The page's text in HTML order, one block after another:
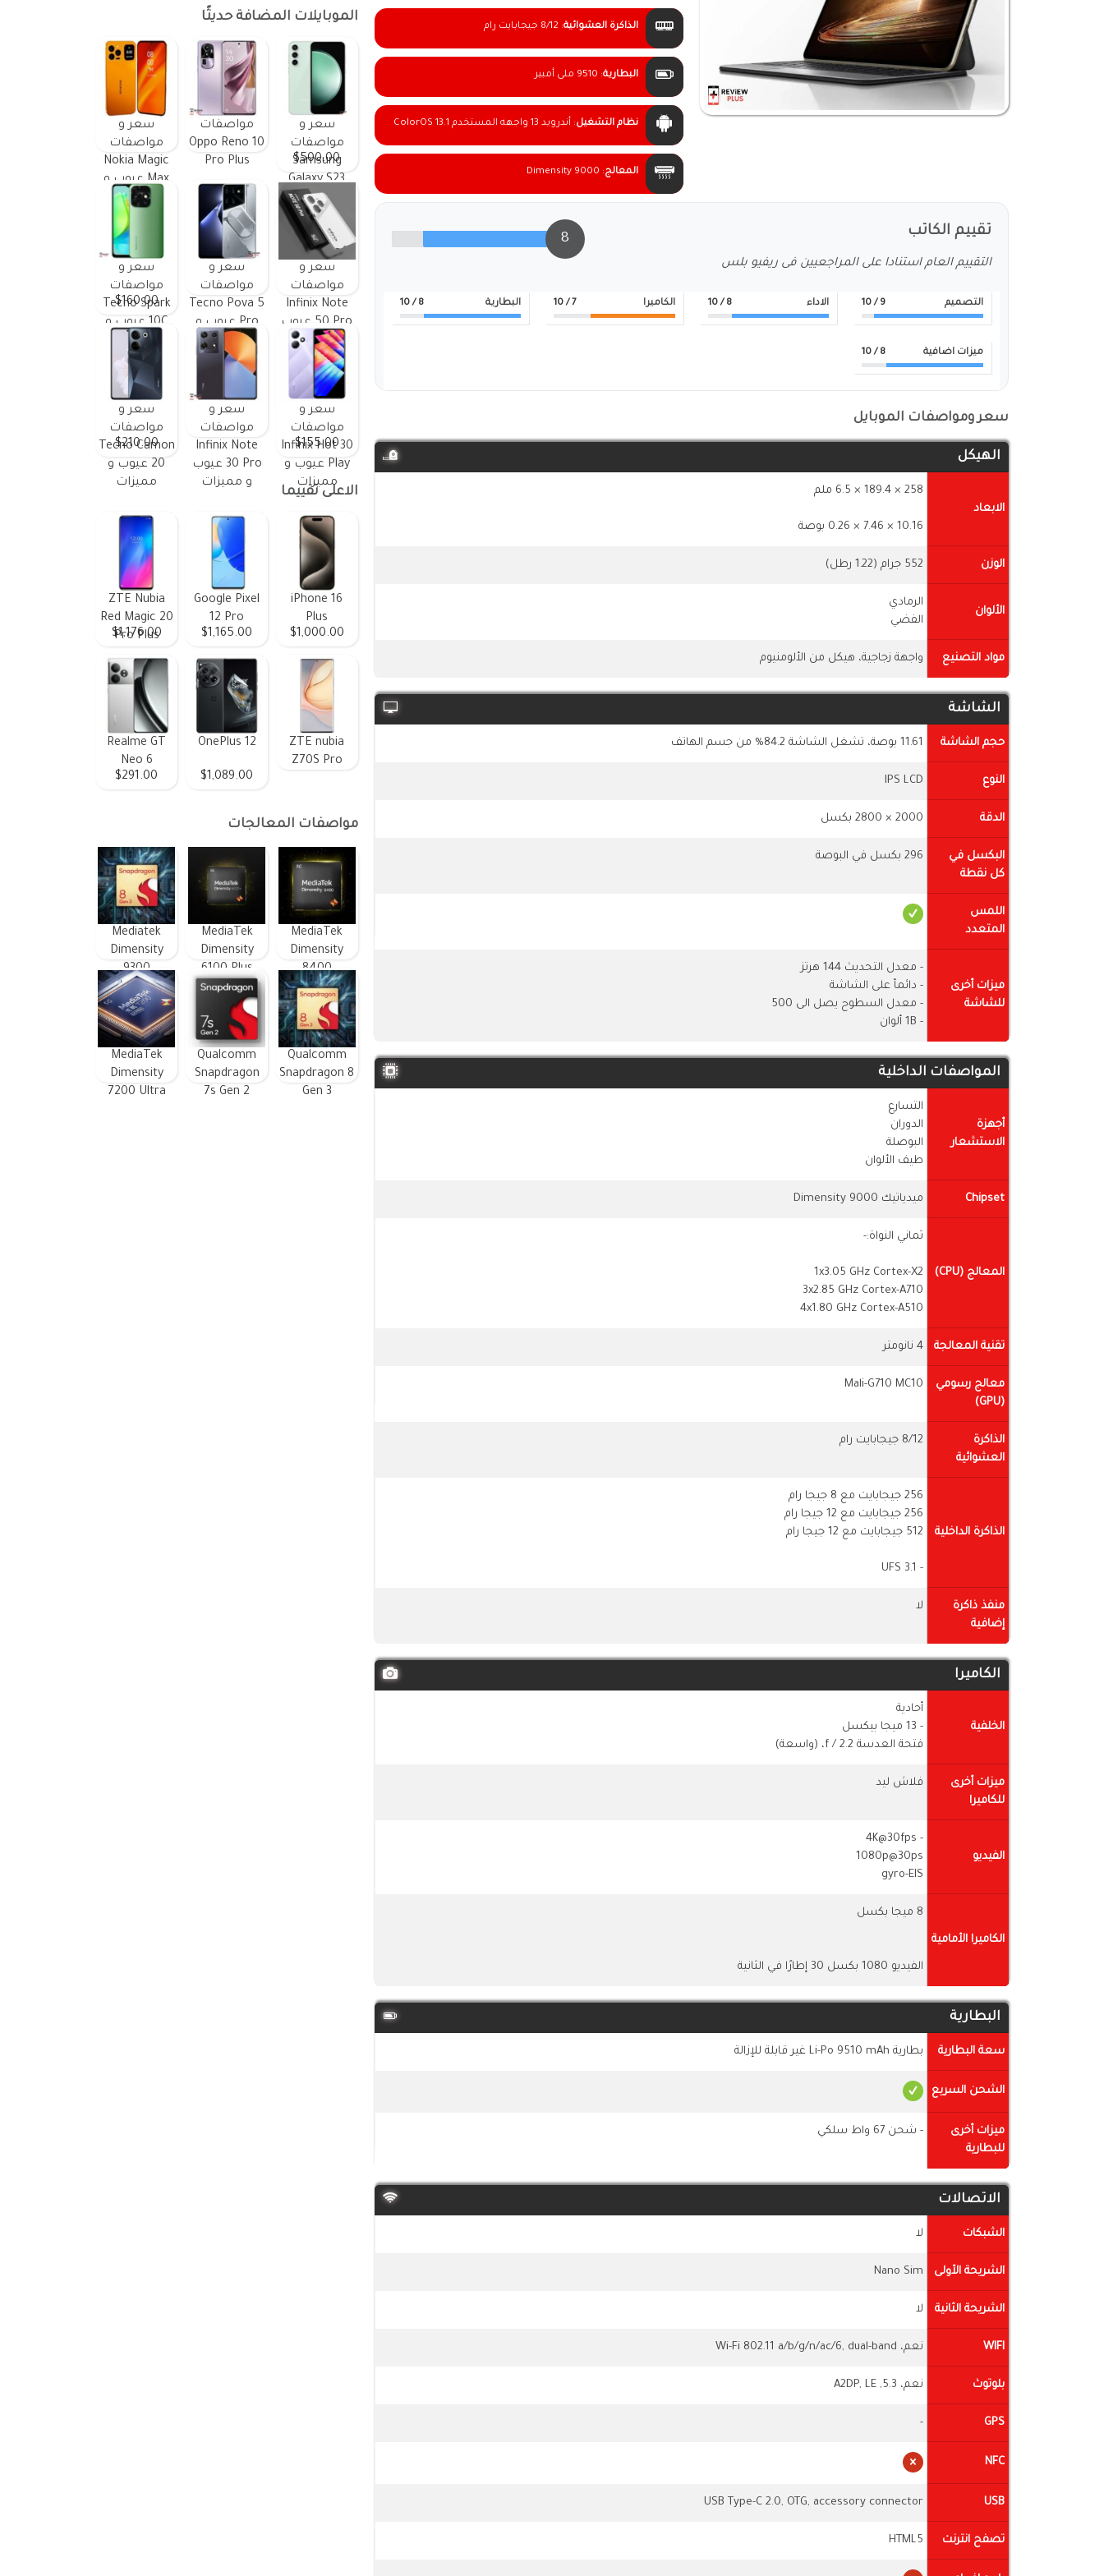
الذاكرة العشوائية: 8/12 جيجابايت رام
البطارية: 9510 ملى أمبير
نظام التشغيل: أندرويد 13 واجهه المستخدم ColorOS 13.1
المعالج:
Dimensity 9000
تقييم الكاتب
التقييم العام استنادا على المراجعيين فى ريفيو بلس
8
التصميم 9
/ 10 الاداء 8
/ 10 الكاميرا 7
/ 10 البطارية 8
/ 10
ميزات اضافية 8
/ 10
سعر ومواصفات الموبايل
الهيكل
الابعاد
258 × 189.4 × 6.5 ملم
10.16 × 7.46 × 0.26 بوصة
الوزن 552 جرام (1.22 رطل)
الألوان
الرمادي
الفضي
مواد التصنيع واجهة زجاجية، هيكل من الألومنيوم
الشاشة
حجم الشاشة 11.61 بوصة، تشغل الشاشة 84.2% من جسم الهاتف
النوع IPS LCD
الدقة 2000 × 2800 بكسل
البكسل في
كل نقطة
296 بكسل في البوصة
اللمس
المتعدد
ميزات أخرى
للشاشة
- معدل التحديث 144 هرتز
- دائمأ على الشاشة
- معدل السطوح يصل الى 500
- 1B ألوان
المواصفات الداخلية
أجهزة
الاستشعار
التسارع
الدوران
البوصلة
طيف الألوان
Chipset ميدياتيك Dimensity 9000
المعالج (CPU)
ثماني النواة:-
1x3.05 GHz Cortex-X2
3x2.85 GHz Cortex-A710
4x1.80 GHz Cortex-A510
تقنية المعالجة 4 نانومتر
معالج رسومي
(GPU)
Mali-G710 MC10
الذاكرة
العشوائية
8/12 جيجابايت رام
الذاكرة الداخلية
256 جيجابايت مع 8 جيجا رام
256 جيجابايت مع 12 جيجا رام
512 جيجابايت مع 12 جيجا رام
- UFS 3.1
منفذ ذاكرة
إضافية
لا
الكاميرا
الخلفية
أحادية
- 13 ميجا بيكسل
فتحة العدسة f / 2.2، (واسعة)
ميزات أخرى
للكاميرا
فلاش ليد
الفيديو
- 4K@30fps
1080p@30ps
gyro-EIS
الكاميرا الأمامية
8 ميجا بكسل
الفيديو 1080 بكسل 30 إطارًا في الثانية
البطارية
سعة البطارية بطارية Li-Po 9510 mAh غير قابلة للإزالة
الشحن السريع
ميزات أخرى
للبطارية
- شحن 67 واط سلكي
الاتصالات
الشبكات لا
الشريحة الأولى Nano Sim
الشريحة الثانية لا
WIFI نعم، Wi-Fi 802.11 a/b/g/n/ac/6, dual-band
بلوتوث نعم، 5.3, A2DP, LE
GPS
-
NFC
USB
USB Type-C 2.0, OTG, accessory connector
تصفح انترنت HTML5
الموبايلات المضافة حديثًا
سعر و
مواصفات
Samsung
Galaxy S23
FE ومميزات
وعيوب
$500.00
مواصفات
Oppo Reno 10
Pro Plus
سعر و
مواصفات
Nokia Magic
Max عيوب و
مميزات
سعر و
مواصفات
Infinix Note
50 Pro عيوب
و مميزات
سعر و
مواصفات
Tecno Pova 5
Pro عيوب و
مميزات
سعر و
مواصفات
Tecno Spark
10C عيوب و
مميزات
$160.00
سعر و
مواصفات
Infinix Hot 30
Play عيوب و
مميزات
$155.00
سعر و
مواصفات
Infinix Note
30 Pro عيوب
و مميزات
سعر و
مواصفات
Tecno Camon
20 عيوب و
مميزات
$210.00
الاعلى تقييما
iPhone 16
Plus
$1,000.00
Google Pixel
12 Pro
$1,165.00
ZTE Nubia
Red Magic 20
Pro Plus
$1,176.00
ZTE nubia
Z70S Pro
OnePlus 12
$1,089.00
Realme GT
Neo 6
$291.00
مواصفات المعالجات
MediaTek
Dimensity
8400
MediaTek
Dimensity
6100 Plus
Mediatek
Dimensity
9300
Qualcomm
Snapdragon 8
Gen 3
Qualcomm
Snapdragon
7s Gen 2
MediaTek
Dimensity
7200 Ultra